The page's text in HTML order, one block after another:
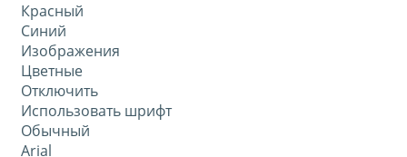
Красный
Синий
Изображения
Цветные
Отключить
Использовать шрифт
Обычный
Arial